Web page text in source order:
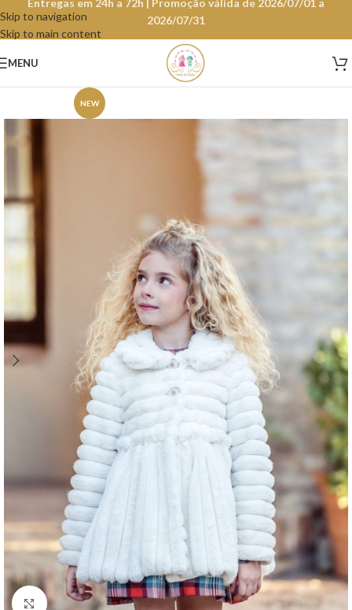
Skip to navigation
Skip to main content
Entregas em 24h a 72h | Promoção válida de 2026/07/01 a
2026/07/31
MENU
NEW
Clique para aumentar